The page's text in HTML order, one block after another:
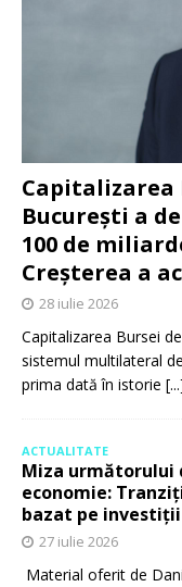
Capitalizarea
București a
100 de
Creșterea a
28 iulie 2026
Capitalizarea Bursei
sistemul multilateral
prima dată în istorie
ACTUALITATE
Miza următorului
economie:
bazat pe investiții
27 iulie 2026
Material oferit de